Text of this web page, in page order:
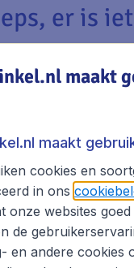
er is
Vliegwinkel.nl
maakt
maakt
cookies en
in ons
onze websites
de
en andere cookies